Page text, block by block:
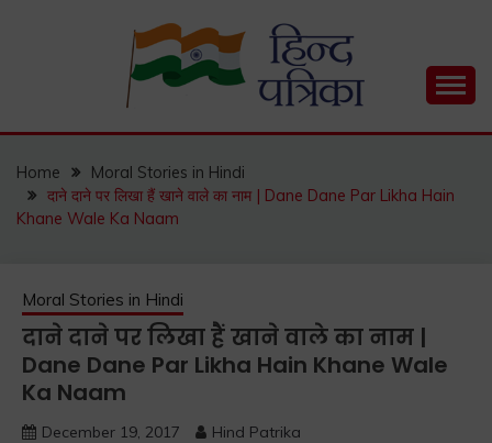
HIND PATRIKA
Status, Hindi Quotes, Hindi Inspirational Stories, Hindi
Home
Moral Stories in Hindi
दाने दाने पर लिखा हैं खाने वाले का नाम | Dane Dane Par Likha Hain
Khane Wale Ka Naam
Moral Stories in Hindi
दाने दाने पर लिखा हैं खाने वाले का नाम |
Dane Dane Par Likha Hain Khane Wale
Ka Naam
December 19, 2017 Hind Patrika